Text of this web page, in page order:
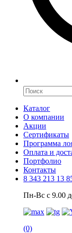
Каталог
О компании
Акции
Сертификаты
Программа
Оплата и
Портфолио
Контакты
8 343 213 13
Пн-Вс с 9.00
(0)